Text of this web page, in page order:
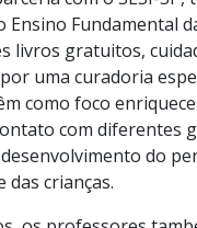
com o SESI-SP,
Ensino Fundamental
livros gratuitos,
por uma curadoria
como foco
com diferentes
do
das crianças.